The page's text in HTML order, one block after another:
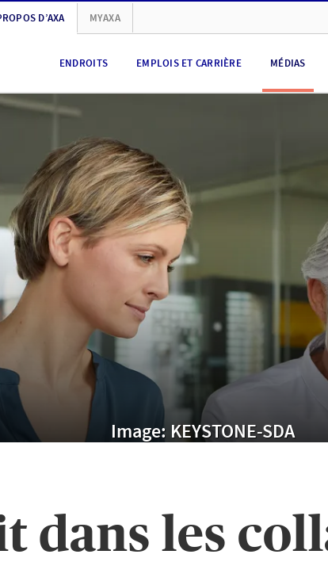
D’AXA MYAXA
ENDROITS EMPLOIS ET CARRIÈRE MÉDIAS
Image: KEYSTONE-SDA
dans les